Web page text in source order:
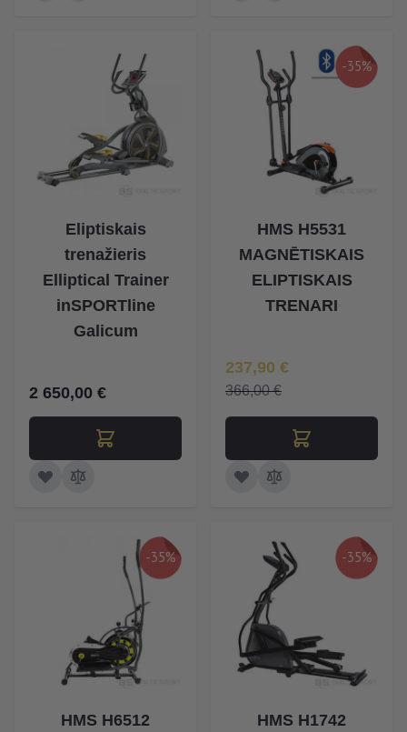
Eliptiskais
trenažieris
Elliptical Trainer
inSPORTline
Galicum
2 650,00 €
-35%
HMS H5531
MAGNĒTISKAIS
ELIPTISKAIS
TRENARI
Īpaša Cena
237,90 €
366,00 €
-35%
HMS H6512
-35%
HMS H1742